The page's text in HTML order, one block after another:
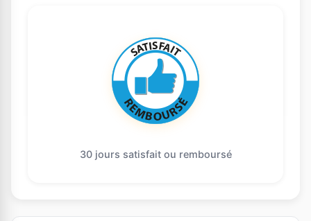
30 jours satisfait ou remboursé